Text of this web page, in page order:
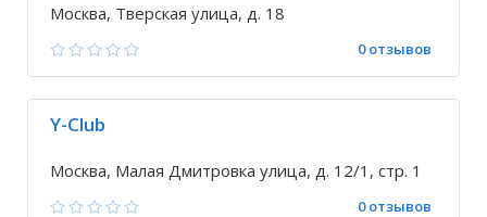
Москва, Тверская улица, д. 18
0 отзывов
Y-Club
Москва, Малая Дмитровка улица, д. 12/1, стр. 1
0 отзывов